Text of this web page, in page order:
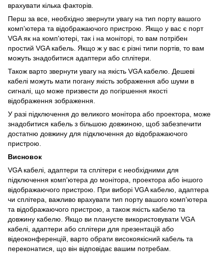
врахувати кілька факторів.
Перш за все, необхідно звернути увагу на тип порту вашого
комп'ютера та відображаючого пристрою. Якщо у вас є порт
VGA як на комп'ютері, так і на моніторі, то вам потрібен
простий VGA кабель. Якщо ж у вас є різні типи портів, то вам
можуть знадобитися адаптери або сплітери.
Також варто звернути увагу на якість VGA кабелю. Дешеві
кабелі можуть мати погану якість зображення або шуми в
сигналі, що може призвести до погіршення якості
відображення зображення.
У разі підключення до великого монітора або проектора, може
знадобитися кабель з більшою довжиною, щоб забезпечити
достатню довжину для підключення до відображаючого
пристрою.
Висновок
VGA кабелі, адаптери та сплітери є необхідними для
підключення комп'ютера до монітора, проектора або іншого
відображаючого пристрою. При виборі VGA кабелю, адаптера
чи сплітера, важливо врахувати тип порту вашого комп'ютера
та відображаючого пристрою, а також якість кабелю та
довжину кабелю. Якщо ви плануєте використовувати VGA
кабелі, адаптери або сплітери для презентацій або
відеоконференцій, варто обрати високоякісний кабель та
переконатися, що він відповідає вашим потребам.